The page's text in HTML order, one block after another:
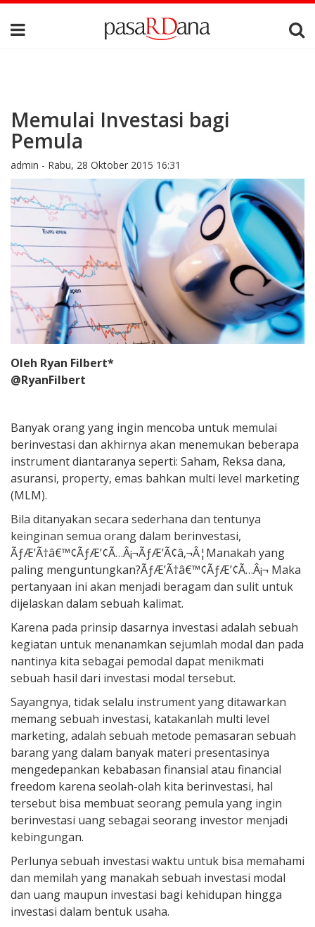
Memulai Investasi bagi
Pemula
admin - Rabu, 28 Oktober 2015 16:31
Oleh Ryan Filbert*
@RyanFilbert
Banyak orang yang ingin mencoba untuk memulai
berinvestasi dan akhirnya akan menemukan beberapa
instrument diantaranya seperti: Saham, Reksa dana,
asuransi, property, emas bahkan multi level marketing
(MLM).
Bila ditanyakan secara sederhana dan tentunya
keinginan semua orang dalam berinvestasi,
ÃƒÆ’Ã†â€™¢ÃƒÆ’¢Ã…Â¡¬ÃƒÆ’Ã¢â‚¬Â¦Manakah yang
paling menguntungkan?ÃƒÆ’Ã†â€™¢ÃƒÆ’¢Ã…Â¡¬ Maka
pertanyaan ini akan menjadi beragam dan sulit untuk
dijelaskan dalam sebuah kalimat.
Karena pada prinsip dasarnya investasi adalah sebuah
kegiatan untuk menanamkan sejumlah modal dan pada
nantinya kita sebagai pemodal dapat menikmati
sebuah hasil dari investasi modal tersebut.
Sayangnya, tidak selalu instrument yang ditawarkan
memang sebuah investasi, katakanlah multi level
marketing, adalah sebuah metode pemasaran sebuah
barang yang dalam banyak materi presentasinya
mengedepankan kebabasan finansial atau financial
freedom karena seolah-olah kita berinvestasi, hal
tersebut bisa membuat seorang pemula yang ingin
berinvestasi uang sebagai seorang investor menjadi
kebingungan.
Perlunya sebuah investasi waktu untuk bisa memahami
dan memilah yang manakah sebuah investasi modal
dan uang maupun investasi bagi kehidupan hingga
investasi dalam bentuk usaha.